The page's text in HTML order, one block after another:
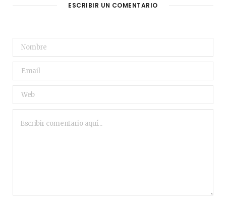
ESCRIBIR UN COMENTARIO